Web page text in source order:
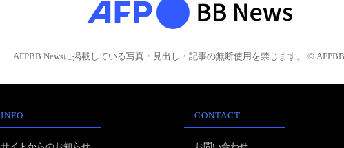
AFPBB Newsに掲載している写真・見出し・記事の無断使用を禁じます。 © AFPBB
INFO CONTACT